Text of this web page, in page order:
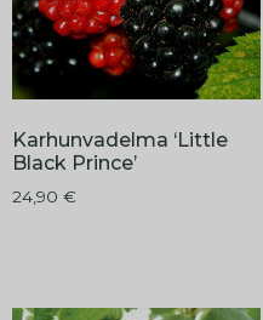
Karhunvadelma ‘Little
Black Prince’
24,90 €